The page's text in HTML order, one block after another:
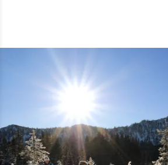
Winterwald. Entdecken
Winkl einige der
Loipen und Wanderwege